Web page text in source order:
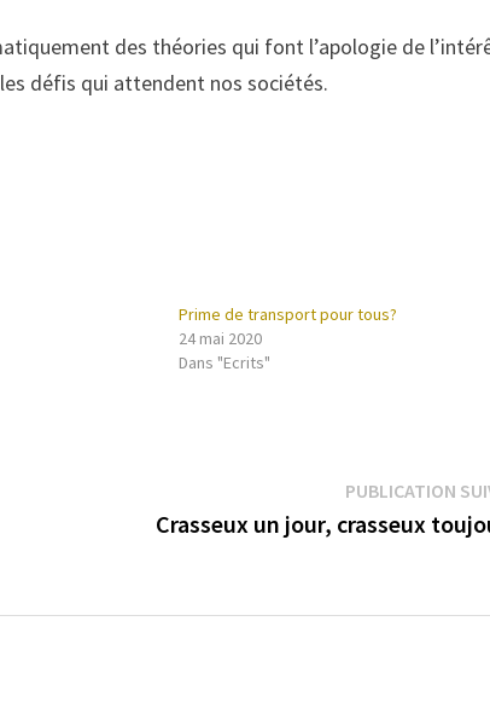
des théories qui font l’apologie de
défis qui attendent nos sociétés.
Prime de transport pour tous?
24 mai 2020
Dans "Ecrits"
PUBLICATION
Crasseux un jour, crasseux